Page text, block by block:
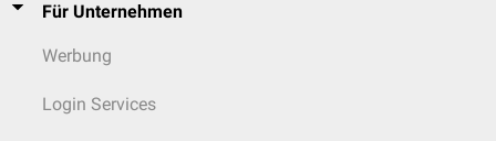
Für Unternehmen
Werbung
Login Services